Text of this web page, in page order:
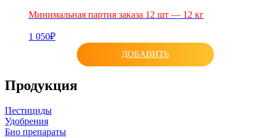
Минимальная партия заказа 12 шт — 12 кг
1 050₽
ДОБАВИТЬ
Продукция
Пестициды
Удобрения
Био препараты